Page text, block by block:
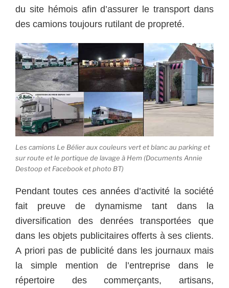
du site hémois afin d’assurer le transport dans
des camions toujours rutilant de propreté.
Les camions Le Bélier aux couleurs vert et blanc au parking et
sur route et le portique de lavage à Hem (Documents Annie
Destoop et Facebook et photo BT)
Pendant toutes ces années d’activité la société
fait preuve de dynamisme tant dans la
diversification des denrées transportées que
dans les objets publicitaires offerts à ses clients.
A priori pas de publicité dans les journaux mais
la simple mention de l’entreprise dans le
répertoire des commerçants, artisans,